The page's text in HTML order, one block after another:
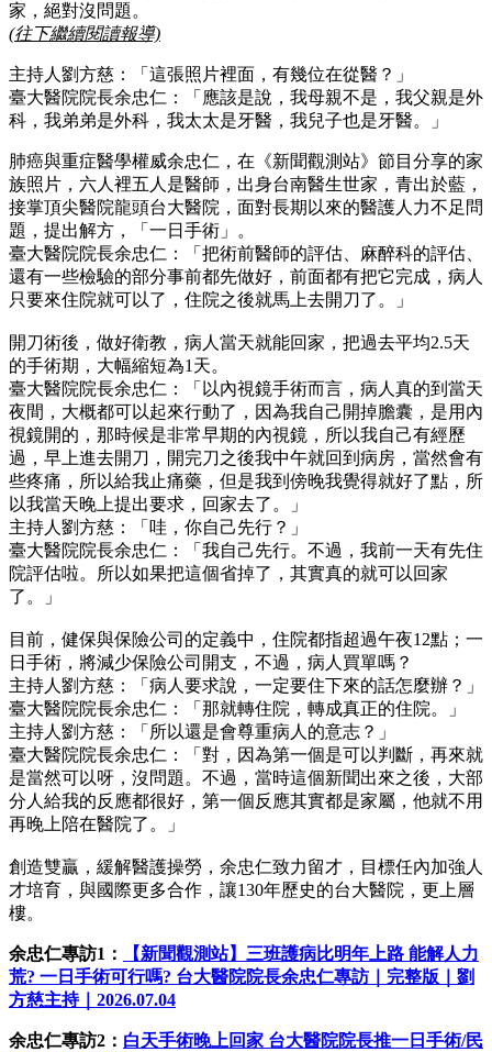
家，絕對沒問題。
(往下繼續閱讀報導)
主持人劉方慈：「這張照片裡面，有幾位在從醫？」
臺大醫院院長余忠仁：「應該是說，我母親不是，我父親是外
科，我弟弟是外科，我太太是牙醫，我兒子也是牙醫。」
肺癌與重症醫學權威余忠仁，在《新聞觀測站》節目分享的家
族照片，六人裡五人是醫師，出身台南醫生世家，青出於藍，
接掌頂尖醫院龍頭台大醫院，面對長期以來的醫護人力不足問
題，提出解方，「一日手術」。
臺大醫院院長余忠仁：「把術前醫師的評估、麻醉科的評估、
還有一些檢驗的部分事前都先做好，前面都有把它完成，病人
只要來住院就可以了，住院之後就馬上去開刀了。」
開刀術後，做好衛教，病人當天就能回家，把過去平均2.5天
的手術期，大幅縮短為1天。
臺大醫院院長余忠仁：「以內視鏡手術而言，病人真的到當天
夜間，大概都可以起來行動了，因為我自己開掉膽囊，是用內
視鏡開的，那時候是非常早期的內視鏡，所以我自己有經歷
過，早上進去開刀，開完刀之後我中午就回到病房，當然會有
些疼痛，所以給我止痛藥，但是我到傍晚我覺得就好了點，所
以我當天晚上提出要求，回家去了。」
主持人劉方慈：「哇，你自己先行？」
臺大醫院院長余忠仁：「我自己先行。不過，我前一天有先住
院評估啦。所以如果把這個省掉了，其實真的就可以回家
了。」
目前，健保與保險公司的定義中，住院都指超過午夜12點；一
日手術，將減少保險公司開支，不過，病人買單嗎？
主持人劉方慈：「病人要求說，一定要住下來的話怎麼辦？」
臺大醫院院長余忠仁：「那就轉住院，轉成真正的住院。」
主持人劉方慈：「所以還是會尊重病人的意志？」
臺大醫院院長余忠仁：「對，因為第一個是可以判斷，再來就
是當然可以呀，沒問題。不過，當時這個新聞出來之後，大部
分人給我的反應都很好，第一個反應其實都是家屬，他就不用
再晚上陪在醫院了。」
創造雙贏，緩解醫護操勞，余忠仁致力留才，目標任內加強人
才培育，與國際更多合作，讓130年歷史的台大醫院，更上層
樓。
余忠仁專訪1：
【新聞觀測站】三班護病比明年上路 能解人力
荒? 一日手術可行嗎? 台大醫院院長余忠仁專訪｜完整版｜劉
方慈主持｜2026.07.04
余忠仁專訪2： 白天手術晚上回家 台大醫院院長推一日手術/民